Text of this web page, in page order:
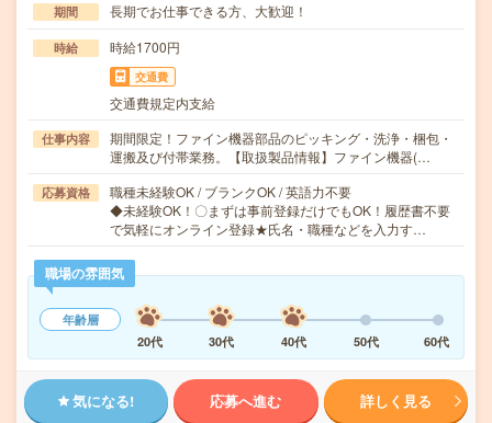
期間 長期でお仕事できる方、大歓迎！
時給 時給1700円
交通費
交通費規定内支給
仕事内容
期間限定！ファイン機器部品のピッキング・洗浄・梱包・
運搬及び付帯業務。【取扱製品情報】ファイン機器(…
応募資格
職種未経験OK / ブランクOK / 英語力不要
◆未経験OK！〇まずは事前登録だけでもOK！履歴書不要
で気軽にオンライン登録★氏名・職種などを入力す…
職場の雰囲気
年齢層
20代
30代 40代 50代 60代
気になる! 応募へ進む 詳しく見る